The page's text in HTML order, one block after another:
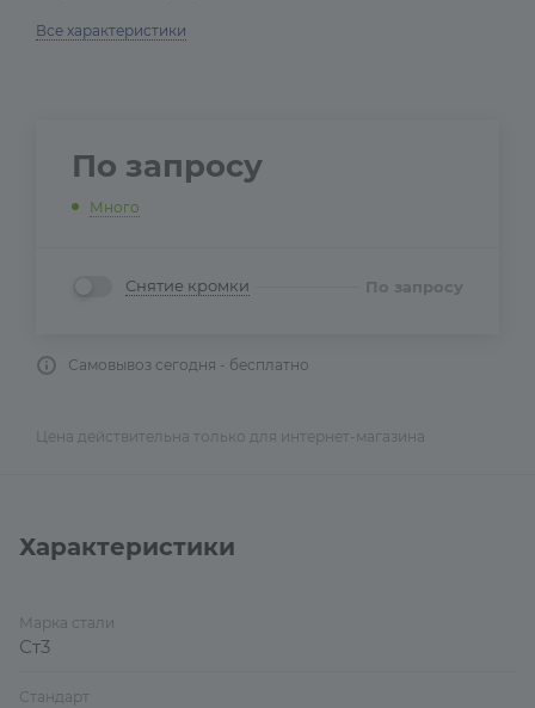
Все характеристики
По запросу
Много
Снятие кромки По запросу
Самовывоз сегодня - бесплатно
Цена действительна только для интернет-магазина
Характеристики
Марка стали
Ст3
Стандарт